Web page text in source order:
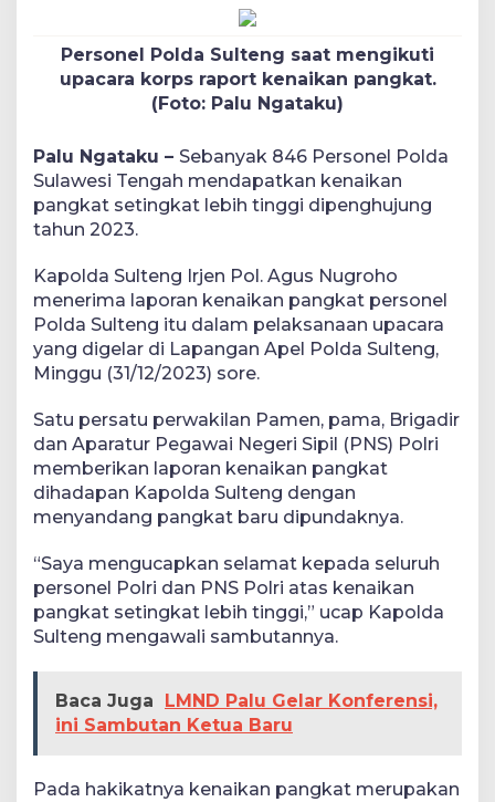
Personel Polda Sulteng saat mengikuti
upacara korps raport kenaikan pangkat.
(Foto: Palu Ngataku)
Palu Ngataku – Sebanyak 846 Personel Polda
Sulawesi Tengah mendapatkan kenaikan
pangkat setingkat lebih tinggi dipenghujung
tahun 2023.
Kapolda Sulteng Irjen Pol. Agus Nugroho
menerima laporan kenaikan pangkat personel
Polda Sulteng itu dalam pelaksanaan upacara
yang digelar di Lapangan Apel Polda Sulteng,
Minggu (31/12/2023) sore.
Satu persatu perwakilan Pamen, pama, Brigadir
dan Aparatur Pegawai Negeri Sipil (PNS) Polri
memberikan laporan kenaikan pangkat
dihadapan Kapolda Sulteng dengan
menyandang pangkat baru dipundaknya.
“Saya mengucapkan selamat kepada seluruh
personel Polri dan PNS Polri atas kenaikan
pangkat setingkat lebih tinggi,” ucap Kapolda
Sulteng mengawali sambutannya.
Baca Juga
LMND Palu Gelar Konferensi,
ini Sambutan Ketua Baru
Pada hakikatnya kenaikan pangkat merupakan